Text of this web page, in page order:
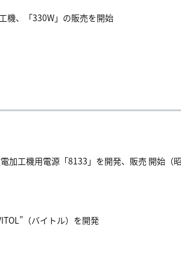
機、「330W」の販売を開始
加工機用電源「8133」を開発、販売 開始（
（バイトル）を開発